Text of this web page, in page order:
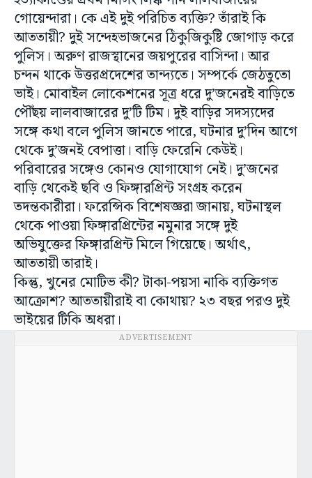
গোয়েন্দারা। কে এই দুই পরিচিত ব্যক্তি? তাঁরাই কি
আততায়ী? দুই সন্দেহভাজনের ঠিকুজিকুষ্টি জোগাড় করে
পুলিস। অরুণ রাজস্থানের জয়পুরের বাসিন্দা। আর
চন্দন থাকে উত্তরপ্রদেশের তান্দ্যতে। সম্পর্কে জেঠতুতো
ভাই। মোবাইল লোকেশনের সূত্র ধরে দু’জনেরই বাড়িতে
পৌঁছয় লালবাজারের দু’টি টিম। দুই বাড়ির সদস্যদের
সঙ্গে কথা বলে পুলিস জানতে পারে, ঘটনার দু’দিন আগে
থেকে দু’জনই বেপাত্তা। বাড়ি ফেরেনি কেউই।
পরিবারের সঙ্গেও কোনও যোগাযোগ নেই। দু’জনের
বাড়ি থেকেই ছবি ও ফিঙ্গারপ্রিন্ট সংগ্রহ করেন
তদন্তকারীরা। ফরেন্সিক বিশেষজ্ঞরা জানায়, ঘটনাস্থল
থেকে পাওয়া ফিঙ্গারপ্রিন্টের নমুনার সঙ্গে দুই
অভিযুক্তের ফিঙ্গারপ্রিন্ট মিলে গিয়েছে। অর্থাৎ,
আততায়ী তারাই।
কিন্তু, খুনের মোটিভ কী? টাকা-পয়সা নাকি ব্যক্তিগত
আক্রোশ? আততায়ীরাই বা কোথায়? ২৩ বছর পরও দুই
ভাইয়ের টিকি অধরা।
ADVERTISEMENT